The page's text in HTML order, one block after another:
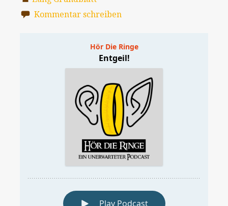
Kommentar schreiben